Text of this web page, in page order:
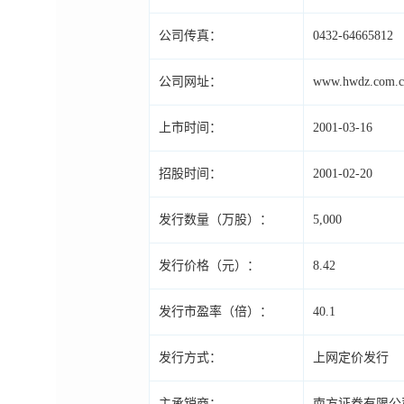
公司传真： 0432-64665812
公司网址：
上市时间： 2001-03-16
招股时间： 2001-02-20
发行数量（万股）： 5,000
发行价格（元）： 8.42
发行市盈率（倍）： 40.1
发行方式： 上网定价发行